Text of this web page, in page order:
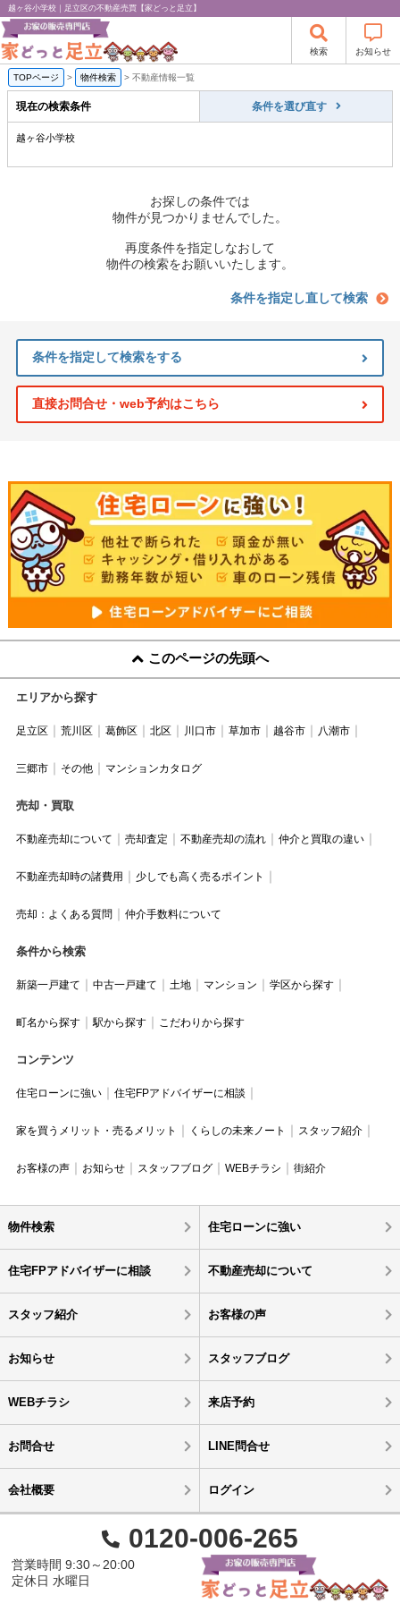
越ヶ谷小学校｜足立区の不動産売買【家どっと足立】
検索 お知らせ
TOPページ > 物件検索 > 不動産情報一覧
現在の検索条件 条件を選び直す
越ヶ谷小学校
お探しの条件では
物件が見つかりませんでした。
再度条件を指定しなおして
物件の検索をお願いいたします。
条件を指定し直して検索
条件を指定して検索をする
直接お問合せ・web予約はこちら
このページの先頭へ
エリアから探す
足立区 荒川区 葛飾区 北区 川口市 草加市 越谷市 八潮市
三郷市 その他 マンションカタログ
売却・買取
不動産売却について 売却査定 不動産売却の流れ 仲介と買取の違い
不動産売却時の諸費用 少しでも高く売るポイント
売却：よくある質問 仲介手数料について
条件から検索
新築一戸建て 中古一戸建て 土地 マンション 学区から探す
町名から探す 駅から探す こだわりから探す
コンテンツ
住宅ローンに強い 住宅FPアドバイザーに相談
家を買うメリット・売るメリット くらしの未来ノート スタッフ紹介
お客様の声 お知らせ スタッフブログ WEBチラシ 街紹介
物件検索 住宅ローンに強い
住宅FPアドバイザーに相談 不動産売却について
スタッフ紹介 お客様の声
お知らせ スタッフブログ
WEBチラシ 来店予約
お問合せ LINE問合せ
会社概要 ログイン
0120-006-265
営業時間 9:30～20:00
定休日 水曜日